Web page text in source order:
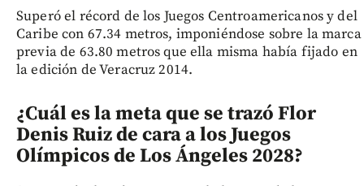
Superó el récord de los Juegos Centroamericanos y del
Caribe con 67.34 metros, imponiéndose sobre la marca
previa de 63.80 metros que ella misma había fijado en
la edición de Veracruz 2014.
¿Cuál es la meta que se trazó Flor
Denis Ruiz de cara a los Juegos
Olímpicos de Los Ángeles 2028?